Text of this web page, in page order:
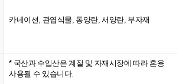
카네이션, 관엽식물, 동양란, 서양란, 부자재
* 국산과 수입산은 계절 및 자재시장에 따라 혼용
사용될 수 있습니다.